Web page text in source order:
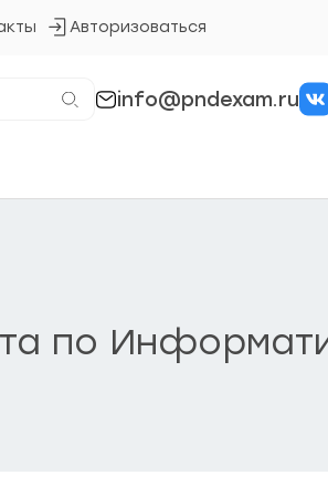
Авторизоваться
Кнопка
info@pndexam.ru
по